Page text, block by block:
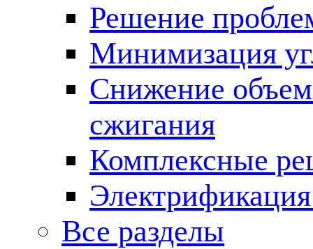
Решение
Минимизация
Снижение
сжигания
Комплексные
Все разделы